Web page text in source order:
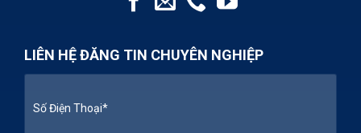
LIÊN HỆ ĐĂNG TIN CHUYÊN NGHIỆP